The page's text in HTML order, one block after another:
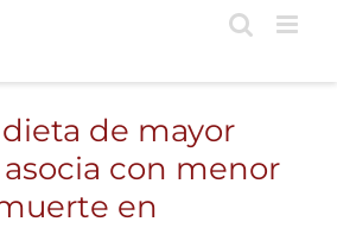
de mayor
con menor
en